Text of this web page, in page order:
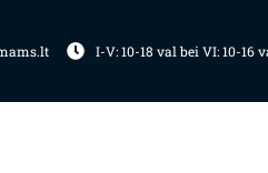
I-V: 10-18 val bei VI: 10-16